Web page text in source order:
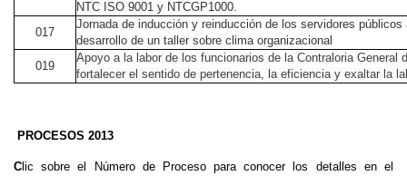
NTC ISO 9001 y NTCGP1000.
017
Jornada de inducción y reinducción de los servidores
desarrollo de un taller sobre clima organizacional
019
Apoyo a la labor de los funcionarios de la Contraloria General
fortalecer el sentido de pertenencia, la eficiencia y exaltar la
PROCESOS 2013
C lic sobre el Número de Proceso para conocer los detalles en el